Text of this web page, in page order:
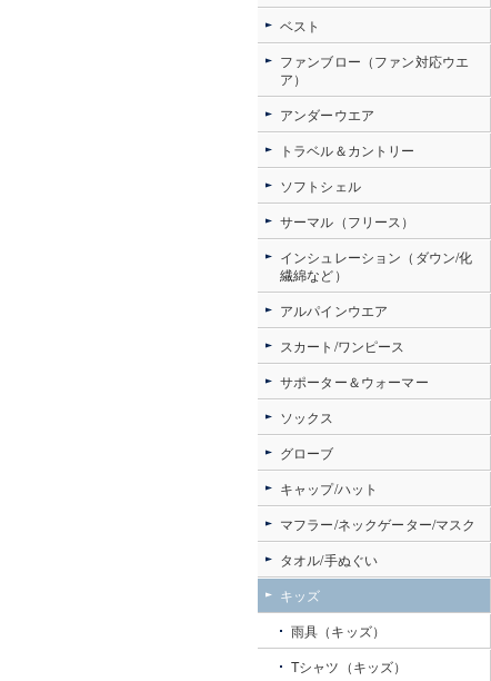
ベスト
ファンブロー（ファン対応ウエ
ア）
アンダーウエア
トラベル＆カントリー
ソフトシェル
サーマル（フリース）
インシュレーション（ダウン/化
繊綿など）
アルパインウエア
スカート/ワンピース
サポーター＆ウォーマー
ソックス
グローブ
キャップ/ハット
マフラー/ネックゲーター/マスク
タオル/手ぬぐい
キッズ
雨具（キッズ）
Tシャツ（キッズ）